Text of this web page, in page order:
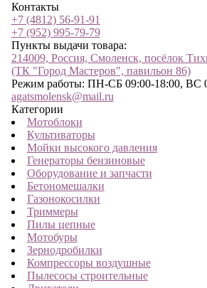
Контакты
+7 (4812) 56-91-91
+7 (952) 995-79-79
Пункты выдачи товара:
214009, Россия, Смоленск, посёлок
(ТК "Город Мастеров", павильон 86)
Режим работы: ПН-СБ 09:00-18:00, ВС
agatsmolensk@mail.ru
Категории
Мотоблоки
Культиваторы
Мойки высокого давления
Генераторы бензиновые
Оборудование и запчасти
Бетономешалки
Газонокосилки
Триммеры
Пилы цепные
Мотобуры
Зернодробилки
Компрессоры воздушные
Пылесосы строительные